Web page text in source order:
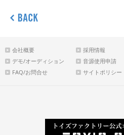
会社概要
採用情報
デモ/オーディション
音源使用申請
FAQ/お問合せ
サイトポリシー